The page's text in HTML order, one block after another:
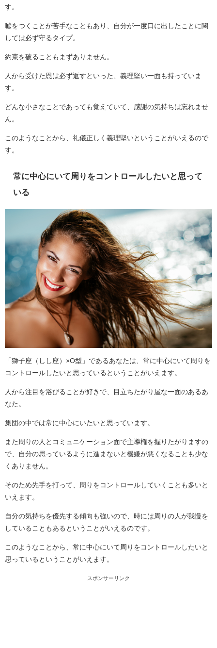
す。
嘘をつくことが苦手なこともあり、自分が一度口に出したことに関
しては必ず守るタイプ。
約束を破ることもまずありません。
人から受けた恩は必ず返すといった、義理堅い一面も持っていま
す。
どんな小さなことであっても覚えていて、感謝の気持ちは忘れませ
ん。
このようなことから、礼儀正しく義理堅いということがいえるので
す。
常に中心にいて周りをコントロールしたいと思って
いる
「獅子座（しし座）×O型」であるあなたは、常に中心にいて周りを
コントロールしたいと思っているということがいえます。
人から注目を浴びることが好きで、目立ちたがり屋な一面のあるあ
なた。
集団の中では常に中心にいたいと思っています。
また周りの人とコミュニケーション面で主導権を握りたがりますの
で、自分の思っているように進まないと機嫌が悪くなることも少な
くありません。
そのため先手を打って、周りをコントロールしていくことも多いと
いえます。
自分の気持ちを優先する傾向も強いので、時には周りの人が我慢を
していることもあるということがいえるのです。
このようなことから、常に中心にいて周りをコントロールしたいと
思っているということがいえます。
スポンサーリンク